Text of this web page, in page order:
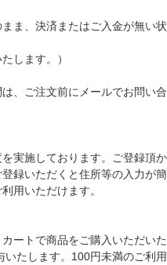
ま、決済またはご入金が無い状
します。）
、ご注文前にメールでお問い合
実施しております。ご登録頂か
録いただくと住所等の入力が簡
用いただけます。
ートで商品をご購入いただいた
たします。100円未満のご利用